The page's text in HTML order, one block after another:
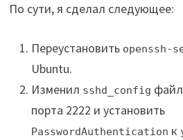
По сути, я сделал следующее:
Переустановить openssh-
Ubuntu.
Изменил sshd_config
порта 2222 и установить
PasswordAuthentication к